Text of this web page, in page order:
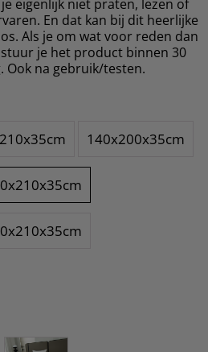
eigenlijk niet praten, lezen of
En dat kan bij dit heerlijke
Als je om wat voor reden dan
je het product binnen 30
Ook na gebruik/testen.
140x200x35cm